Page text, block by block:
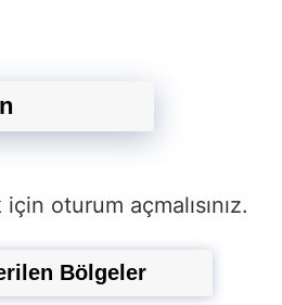
için oturum açmalısınız.
Bölgeler